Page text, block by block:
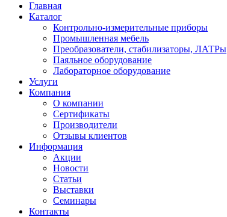
Главная
Каталог
Контрольно-измерительные приборы
Промышленная мебель
Преобразователи, стабилизаторы, ЛАТРы
Паяльное оборудование
Лабораторное оборудование
Услуги
Компания
О компании
Сертификаты
Производители
Отзывы клиентов
Информация
Акции
Новости
Статьи
Выставки
Семинары
Контакты